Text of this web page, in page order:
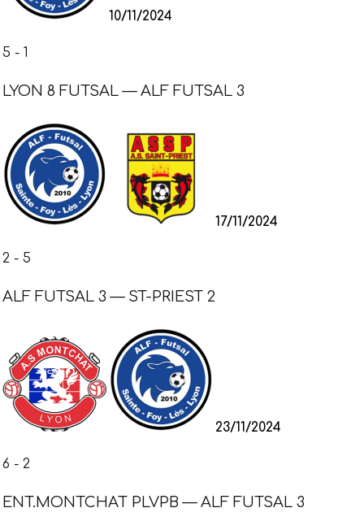
10/11/2024
5 - 1
LYON 8 FUTSAL — ALF FUTSAL 3
17/11/2024
2 - 5
ALF FUTSAL 3 — ST-PRIEST 2
23/11/2024
6 - 2
ENT.MONTCHAT PLVPB — ALF FUTSAL 3